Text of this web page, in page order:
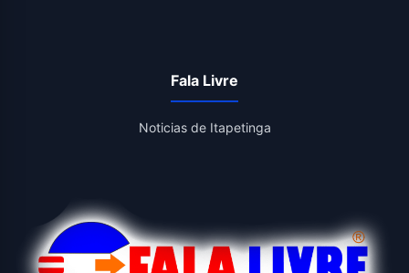
Fala Livre
Noticias de Itapetinga